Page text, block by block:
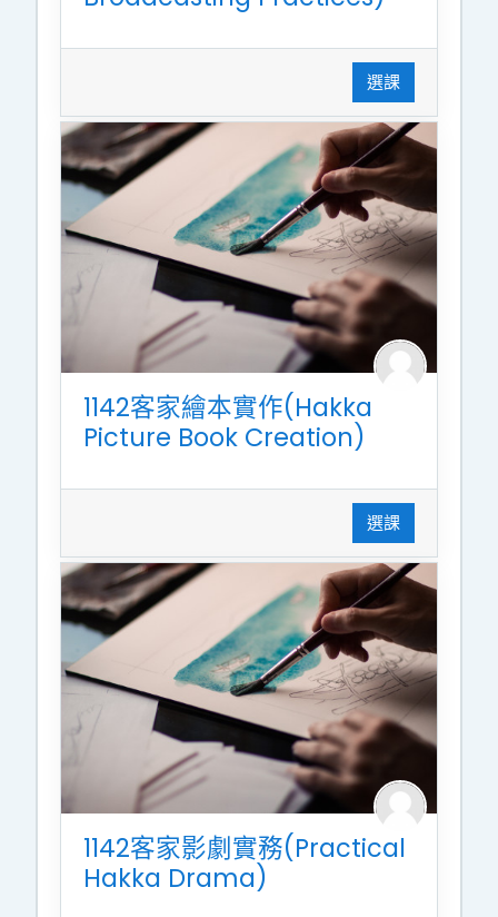
選課
1142客家繪本實作(Hakka
Picture Book Creation)
選課
1142客家影劇實務(Practical
Hakka Drama)